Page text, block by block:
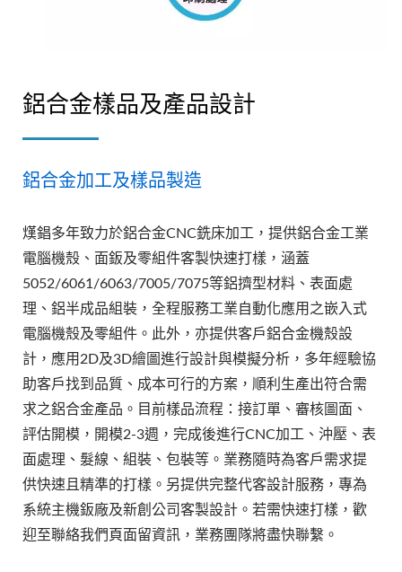
鋁合金樣品及產品設計
鋁合金加工及樣品製造
熯錩多年致力於鋁合金CNC銑床加工，提供鋁合金工業
電腦機殼、面鈑及零組件客製快速打樣，涵蓋
5052/6061/6063/7005/7075等鋁擠型材料、表面處
理、鋁半成品組裝，全程服務工業自動化應用之嵌入式
電腦機殼及零組件。此外，亦提供客戶鋁合金機殼設
計，應用2D及3D繪圖進行設計與模擬分析，多年經驗協
助客戶找到品質、成本可行的方案，順利生產出符合需
求之鋁合金產品。目前樣品流程：接訂單、審核圖面、
評估開模，開模2-3週，完成後進行CNC加工、沖壓、表
面處理、髮線、組裝、包裝等。業務隨時為客戶需求提
供快速且精準的打樣。另提供完整代客設計服務，專為
系統主機鈑廠及新創公司客製設計。若需快速打樣，歡
迎至聯絡我們頁面留資訊，業務團隊將盡快聯繫。